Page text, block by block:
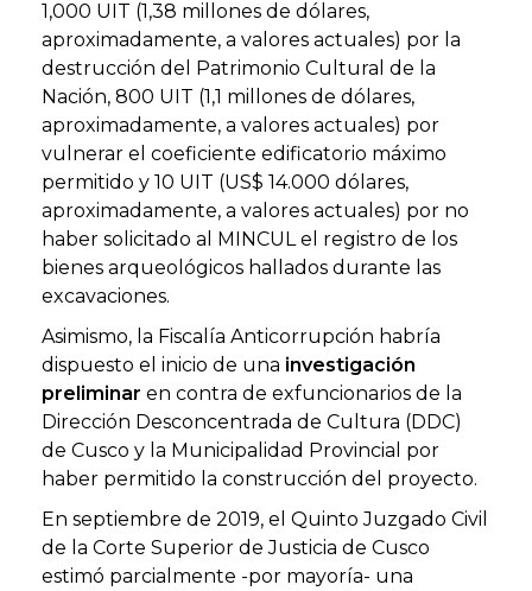
1,000 UIT (1,38 millones de dólares,
aproximadamente, a valores actuales) por la
destrucción del Patrimonio Cultural de la
Nación, 800 UIT (1,1 millones de dólares,
aproximadamente, a valores actuales) por
vulnerar el coeficiente edificatorio máximo
permitido y 10 UIT (US$ 14.000 dólares,
aproximadamente, a valores actuales) por no
haber solicitado al MINCUL el registro de los
bienes arqueológicos hallados durante las
excavaciones.
Asimismo, la Fiscalía Anticorrupción habría
dispuesto el inicio de una investigación
preliminar en contra de exfuncionarios de la
Dirección Desconcentrada de Cultura (DDC)
de Cusco y la Municipalidad Provincial por
haber permitido la construcción del proyecto.
En septiembre de 2019, el Quinto Juzgado Civil
de la Corte Superior de Justicia de Cusco
estimó parcialmente -por mayoría- una